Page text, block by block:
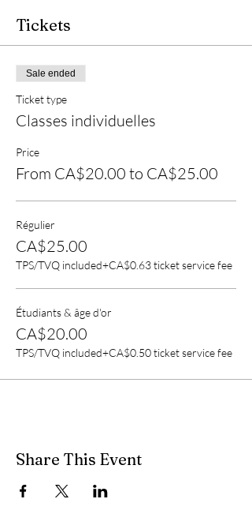
Tickets
Sale ended
Ticket type
Classes individuelles
Price
From CA$20.00 to CA$25.00
Régulier
CA$25.00
TPS/TVQ included+CA$0.63 ticket service fee
Étudiants & âge d'or
CA$20.00
TPS/TVQ included+CA$0.50 ticket service fee
Share This Event